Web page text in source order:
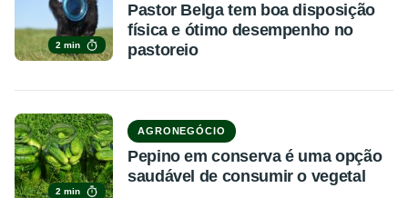
2 min
Pastor Belga tem boa disposição
física e ótimo desempenho no
pastoreio
2 min
AGRONEGÓCIO
Pepino em conserva é uma opção
saudável de consumir o vegetal